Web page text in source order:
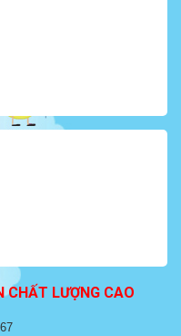
CHẤT LƯỢNG CAO